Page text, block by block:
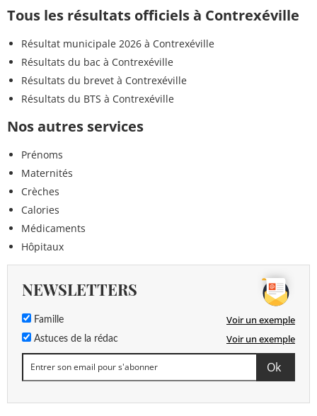
Tous les résultats officiels à Contrexéville
Résultat municipale 2026 à Contrexéville
Résultats du bac à Contrexéville
Résultats du brevet à Contrexéville
Résultats du BTS à Contrexéville
Nos autres services
Prénoms
Maternités
Crèches
Calories
Médicaments
Hôpitaux
NEWSLETTERS
Famille Voir un exemple
Astuces de la rédac Voir un exemple